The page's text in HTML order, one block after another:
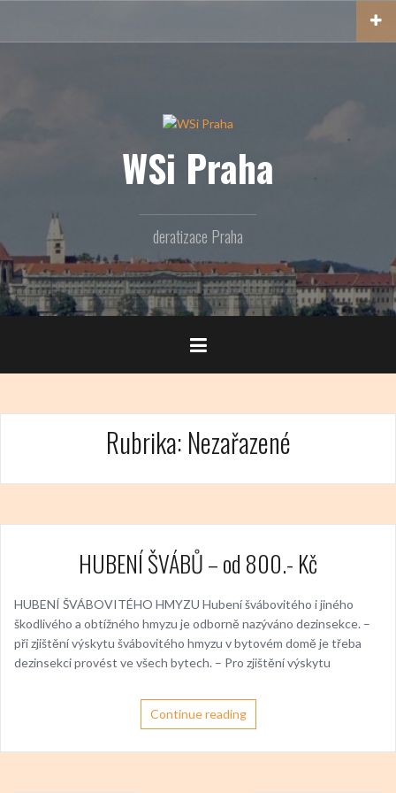
obsahu
WSi Praha
deratizace Praha
Rubrika: Nezařazené
HUBENÍ ŠVÁBŮ – od 800.- Kč
HUBENÍ ŠVÁBOVITÉHO HMYZU Hubení švábovitého i jiného
škodlivého a obtížného hmyzu je odborně nazýváno dezinsekce. –
při zjištění výskytu švábovitého hmyzu v bytovém domě je třeba
dezinsekci provést ve všech bytech. – Pro zjištění výskytu
Continue reading